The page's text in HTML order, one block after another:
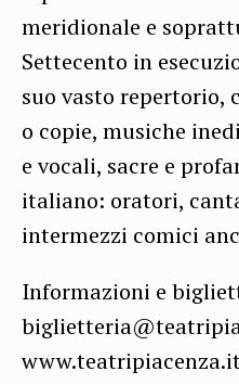
meridionale e
Settecento in
suo vasto
o copie, musiche
e vocali, sacre e
italiano: oratori,
intermezzi comici
Informazioni e